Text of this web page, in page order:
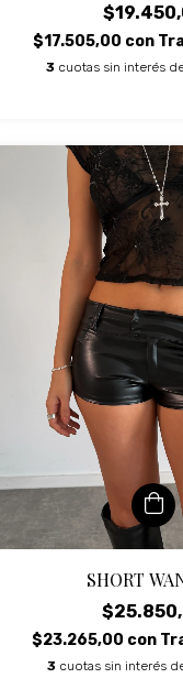
$17.505,00 con
3 cuotas sin interés
SHORT
$23.265,00 con
3 cuotas sin interés